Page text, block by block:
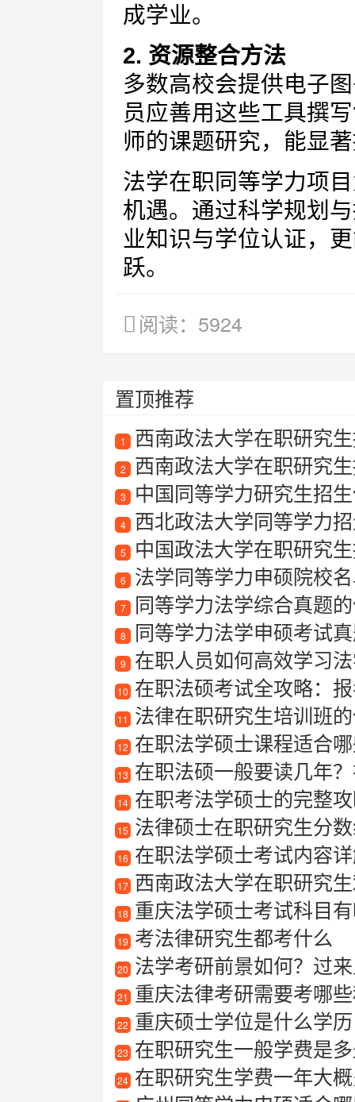
成学业。
2. 资源整合方法
多数高校会提供电子
员应善用这些工具撰写
师的课题研究，能显
法学在职同等学力项
机遇。通过科学规划
业知识与学位认证，
跃。
阅读：5924
置顶推荐
1 西南政法大学在职研究
2 西南政法大学在职研究
3 中国同等学力研究生招
4 西北政法大学同等学力
5 中国政法大学在职研究
6 法学同等学力申硕院校
7 同等学力法学综合真题
8 同等学力法学申硕考试
9 在职人员如何高效学习
10 在职法硕考试全攻略：
11 法律在职研究生培训班
12 在职法学硕士课程适合哪
13 在职法硕一般要读几年
14 在职考法学硕士的完整攻略
15 法律硕士在职研究生分
16 在职法学硕士考试内容
17 西南政法大学在职研究
18 重庆法学硕士考试科目
19 考法律研究生都考什么
20 法学考研前景如何？过
21 重庆法律考研需要考哪
22 重庆硕士学位是什么学历
23 在职研究生一般学费是
24 在职研究生学费一年大